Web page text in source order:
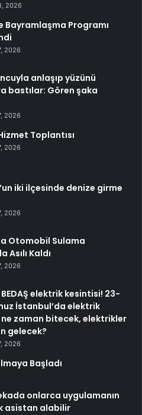
2026
Bayramlaşma Programı
2026
anlaşıp yüzünü
bastılar: Gören şaka
2026
Toplantısı
2026
iki ilçesinde denize girme
2026
Otomobil Sulama
Asılı Kaldı
2026
elektrik kesintisi! 23-
İstanbul’da elektrik
zaman bitecek, elektrikler
gelecek?
2026
Başladı
onlarca uygulamanın
asistan alabilir